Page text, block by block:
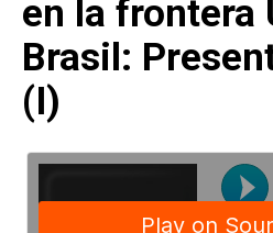
en la frontera
Brasil:
(I)